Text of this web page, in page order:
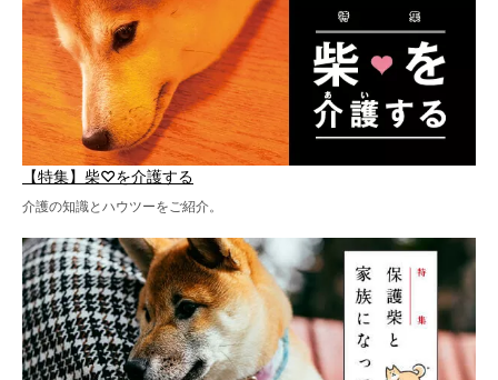
【特集】柴♡を介護する
介護の知識とハウツーをご紹介。